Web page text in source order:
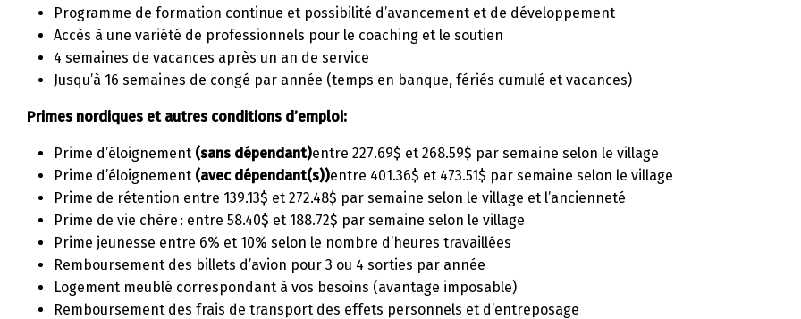
Programme de formation continue et possibilité d’avancement et de développement
Accès à une variété de professionnels pour le coaching et le soutien
4 semaines de vacances après un an de service
Jusqu’à 16 semaines de congé par année (temps en banque, fériés cumulé et vacances)
Primes nordiques et autres conditions d’emploi:
Prime d’éloignement (sans dépendant)entre 227.69$ et 268.59$ par semaine selon le village
Prime d’éloignement (avec dépendant(s))entre 401.36$ et 473.51$ par semaine selon le village
Prime de rétention entre 139.13$ et 272.48$ par semaine selon le village et l’ancienneté
Prime de vie chère : entre 58.40$ et 188.72$ par semaine selon le village
Prime jeunesse entre 6% et 10% selon le nombre d’heures travaillées
Remboursement des billets d’avion pour 3 ou 4 sorties par année
Logement meublé correspondant à vos besoins (avantage imposable)
Remboursement des frais de transport des effets personnels et d’entreposage